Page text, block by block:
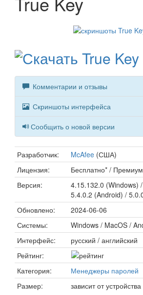
Комментарии и отзывы
Скриншоты интерфейса
Сообщить о новой версии
Разработчик: McAfee (США)
Лицензия:
Бесплатно* /
Версия:
4.15.132.0 (Windows)
5.4.0.2 (Android) /
Обновлено:
2024-06-06
Системы:
Windows / MacOS /
Интерфейс:
русский / английский
Рейтинг:
Категория:
Менеджеры паролей
Размер:
зависит от устройства